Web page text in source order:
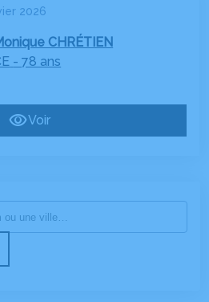
2026
CHRÉTIEN
- 78 ans
Voir